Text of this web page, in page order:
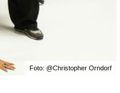
Foto: @Christopher Orndorf